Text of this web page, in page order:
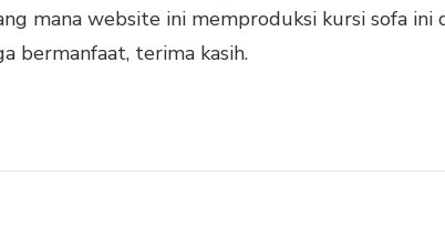
mana website ini memproduksi kursi sofa ini
bermanfaat, terima kasih.